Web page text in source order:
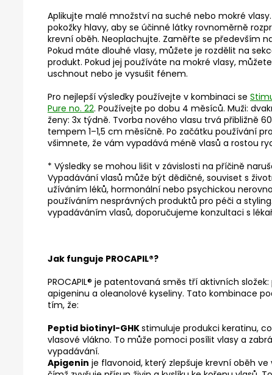
Aplikujte malé množství na suché nebo mokré
pokožky hlavy, aby se účinné látky rovnoměrně
krevní oběh. Neoplachujte. Zaměřte se především
Pokud máte dlouhé vlasy, můžete je rozdělit na
produkt. Pokud jej používáte na mokré vlasy,
uschnout nebo je vysušit fénem.
Pro nejlepší výsledky používejte v kombinaci se
Pure no. 22. Používejte po dobu 4 měsíců. Muži:
ženy: 3x týdně. Tvorba nového vlasu trvá přibližně
tempem 1–1,5 cm měsíčně. Po začátku používání
všimnete, že vám vypadává méně vlasů a rostou
* Výsledky se mohou lišit v závislosti na příčině
Vypadávání vlasů může být dědičné, souviset s
užíváním léků, hormonální nebo psychickou
používáním nesprávných produktů pro péči a
vypadáváním vlasů, doporučujeme konzultaci s
Jak funguje PROCAPIL®?
PROCAPIL® je patentovaná směs tří aktivních
apigeninu a oleanolové kyseliny. Tato kombinace
tím, že:
Peptid biotinyl-GHKstimuluje produkci keratinu,
vlasové vlákno. To může pomoci posílit vlasy a
vypadávání.
Apigenin je flavonoid, který zlepšuje krevní oběh